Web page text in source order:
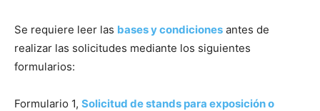
Se requiere leer las bases y condiciones antes de
realizar las solicitudes mediante los siguientes
formularios:
Formulario 1, Solicitud de stands para exposición o